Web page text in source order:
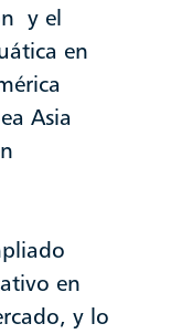
y el
en
Asia
en
y lo